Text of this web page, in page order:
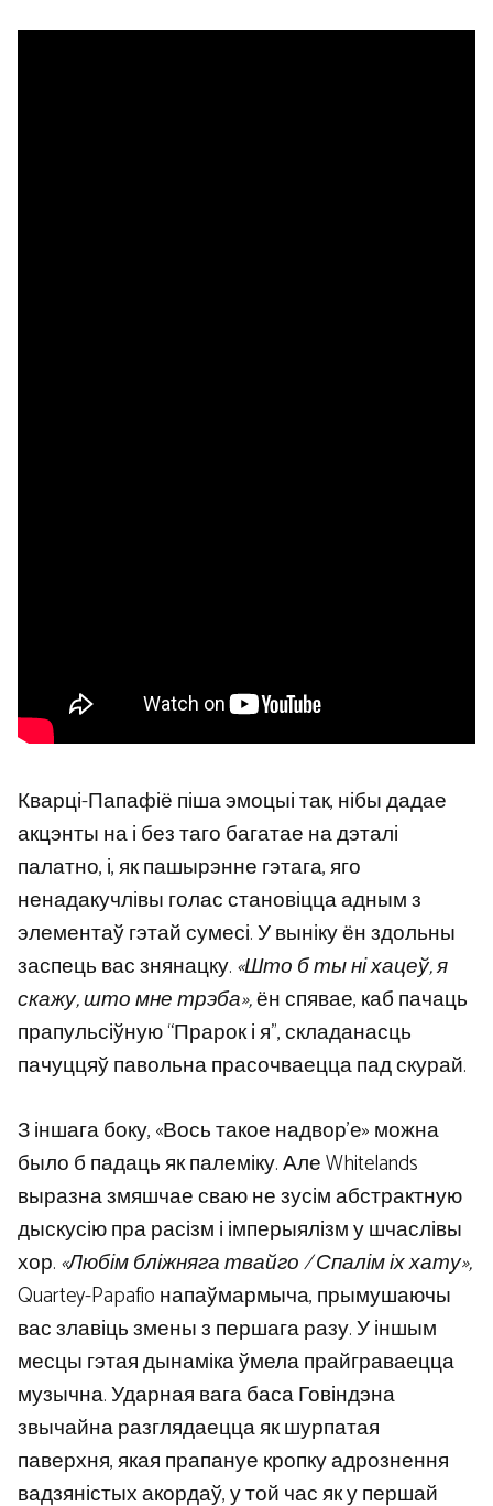
Кварці-Папафіё піша эмоцыі так, нібы дадае
акцэнты на і без таго багатае на дэталі
палатно, і, як пашырэнне гэтага, яго
ненадакучлівы голас становіцца адным з
элементаў гэтай сумесі. У выніку ён здольны
заспець вас знянацку.«Што б ты ні хацеў, я
скажу, што мне трэба»,ён спявае, каб пачаць
прапульсіўную “Прарок і я”, складанасць
пачуццяў павольна прасочваецца пад скурай.
З іншага боку, «Вось такое надвор’е» можна
было б падаць як палеміку. Але Whitelands
выразна змяшчае сваю не зусім абстрактную
дыскусію пра расізм і імперыялізм у шчаслівы
хор.«Любім бліжняга твайго / Спалім іх хату»,
Quartey-Papafio напаўмармыча, прымушаючы
вас злавіць змены з першага разу. У іншым
месцы гэтая дынаміка ўмела прайграваецца
музычна. Ударная вага баса Говіндэна
звычайна разглядаецца як шурпатая
паверхня, якая прапануе кропку адрознення
вадзяністых акордаў, у той час як у першай